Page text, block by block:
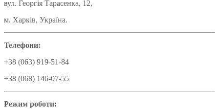
вул. Георгія Тарасенка, 12,
м. Харків, Україна.
Телефони:
+38 (063) 919-51-84
+38 (068) 146-07-55
Режим роботи: